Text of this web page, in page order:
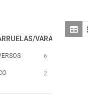
VARAO 8
6
2